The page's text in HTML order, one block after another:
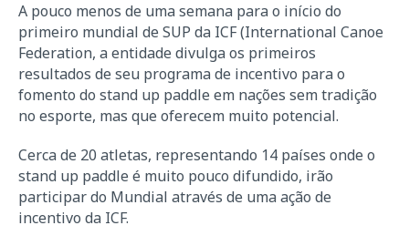
A pouco menos de uma semana para o início do
primeiro mundial de SUP da ICF (International Canoe
Federation, a entidade divulga os primeiros
resultados de seu programa de incentivo para o
fomento do stand up paddle em nações sem tradição
no esporte, mas que oferecem muito potencial.
Cerca de 20 atletas, representando 14 países onde o
stand up paddle é muito pouco difundido, irão
participar do Mundial através de uma ação de
incentivo da ICF.